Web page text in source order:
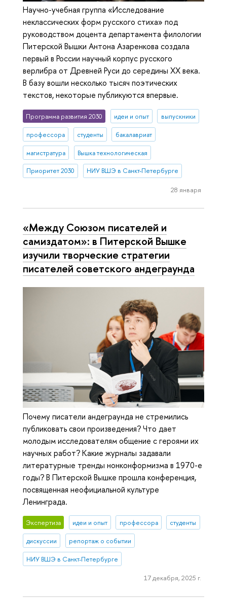
Научно-учебная группа «Исследование
неклассических форм русского стиха» под
руководством доцента департамента филологии
Питерской Вышки Антона Азаренкова создала
первый в России научный корпус русского
верлибра от Древней Руси до середины XX века.
В базу вошли несколько тысяч поэтических
текстов, некоторые публикуются впервые.
Программа развития 2030 идеи и опыт выпускники
профессора студенты бакалавриат
магистратура Вышка технологическая
Приоритет 2030 НИУ ВШЭ в Санкт-Петербурге
28 января
«Между Союзом писателей и
самиздатом»: в Питерской Вышке
изучили творческие стратегии
писателей советского андеграунда
Почему писатели андеграунда не стремились
публиковать свои произведения? Что дает
молодым исследователям общение с героями их
научных работ? Какие журналы задавали
литературные тренды нонконформизма в 1970-е
годы? В Питерской Вышке прошла конференция,
посвященная неофициальной культуре
Ленинграда.
Экспертиза идеи и опыт профессора студенты
дискуссии репортаж о событии
НИУ ВШЭ в Санкт-Петербурге
17 декабря, 2025 г.